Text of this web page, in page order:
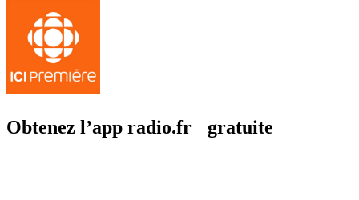
Obtenez l’app radio.fr gratuite